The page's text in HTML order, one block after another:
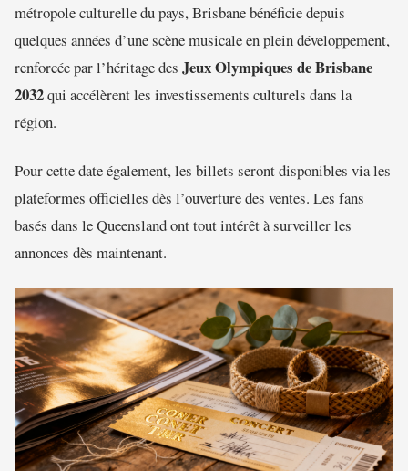
métropole culturelle du pays, Brisbane bénéficie depuis
quelques années d’une scène musicale en plein développement,
renforcée par l’héritage des Jeux Olympiques de Brisbane
2032qui accélèrent les investissements culturels dans la
région.
Pour cette date également, les billets seront disponibles via les
plateformes officielles dès l’ouverture des ventes. Les fans
basés dans le Queensland ont tout intérêt à surveiller les
annonces dès maintenant.